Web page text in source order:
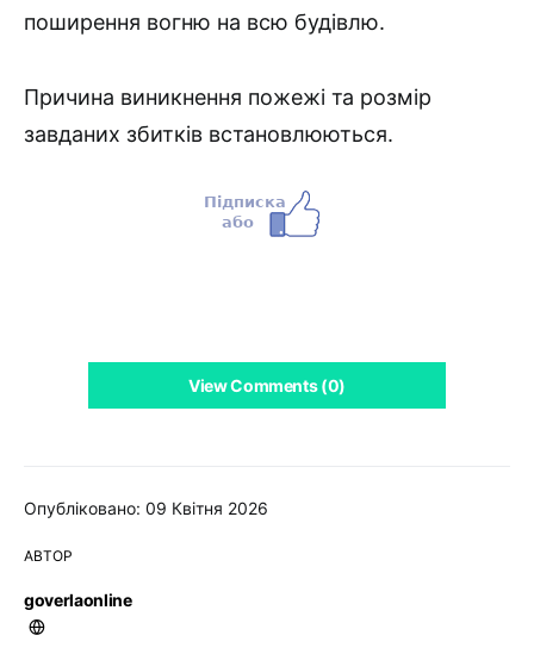
Опубліковано: 09 Квітня 2026
АВТОР
goverlaonline
поширення вогню на всю будівлю.
Причина виникнення пожежі та розмір
завданих збитків встановлюються.
View Comments (0)